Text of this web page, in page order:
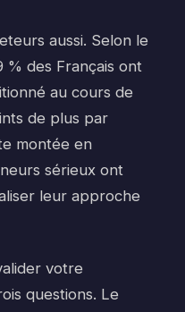
aussi. Selon le
des Français ont
au cours de
de plus par
montée en
sérieux ont
leur approche
votre
questions. Le